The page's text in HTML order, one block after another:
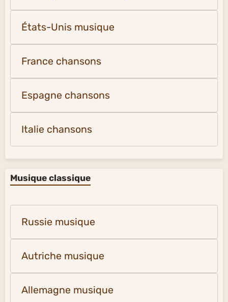
États-Unis musique
France chansons
Espagne chansons
Italie chansons
Musique classique
Russie musique
Autriche musique
Allemagne musique